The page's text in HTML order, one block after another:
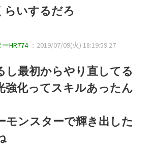
らいするだろ
HR774 ：2019/07/09(火) 18:19:59.27
し最初からやり直してる
強化ってスキルあったん
モンスターで輝き出した